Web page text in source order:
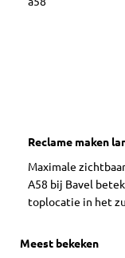
Reclame maken
Maximale
A58 bij Bavel
toplocatie in het
Meest bekeken